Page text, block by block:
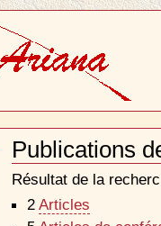
Publications
Document
Actions
Résultat de la
2 Articles